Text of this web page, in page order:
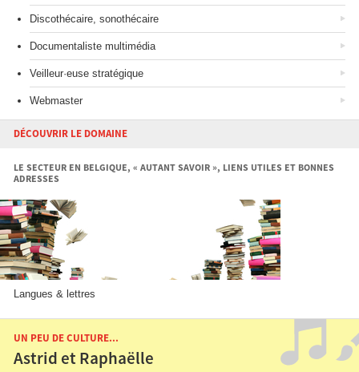
Discothécaire, sonothécaire
Documentaliste multimédia
Veilleur·euse stratégique
Webmaster
DÉCOUVRIR LE DOMAINE
LE SECTEUR EN BELGIQUE, « AUTANT SAVOIR », LIENS UTILES ET BONNES
ADRESSES
Langues & lettres
UN PEU DE CULTURE...
Astrid et Raphaëlle